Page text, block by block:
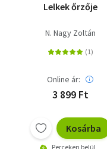
Lelkek őrzője
N. Nagy Zoltán
Online ár:
3 899 Ft
Kosárba
Perceken belül